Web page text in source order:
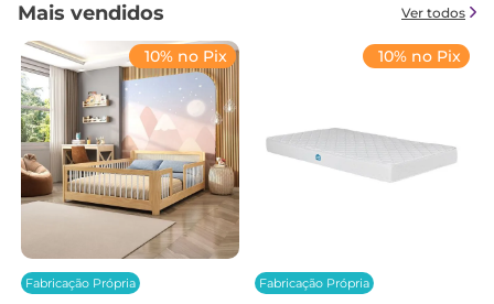
Mais vendidos Ver todos
Fabricação Própria
10% no Pix
Fabricação Própria
10% no Pix